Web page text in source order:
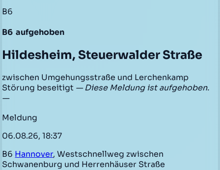
B6
B6 aufgehoben
Hildesheim, Steuerwalder Straße
zwischen Umgehungsstraße und Lerchenkamp
Störung beseitigt — Diese Meldung ist aufgehoben.
—
Meldung
06.08.26, 18:37
B6 Hannover, Westschnellweg zwischen
Schwanenburg und Herrenhäuser Straße